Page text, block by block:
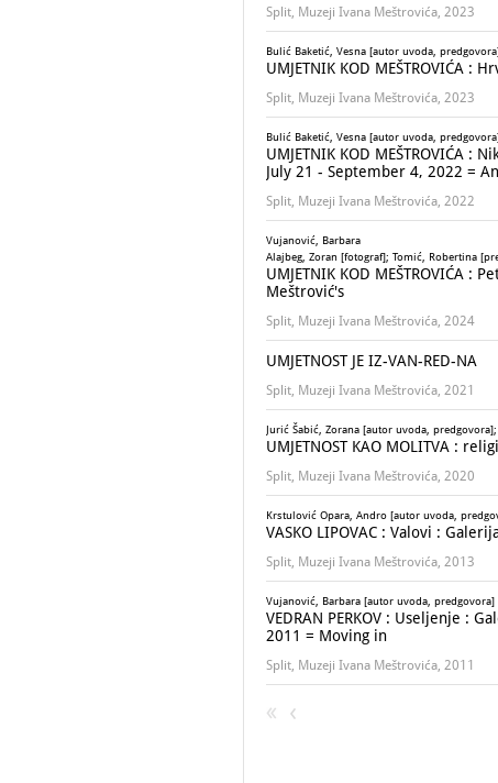
Split, Muzeji Ivana Meštrovića, 2023
Bulić Baketić, Vesna [autor uvoda,
UMJETNIK KOD MEŠTROVIĆA
Split, Muzeji Ivana Meštrovića, 2023
Bulić Baketić, Vesna [autor uvoda,
UMJETNIK KOD MEŠTROVIĆA
July 21 - September 4, 2022 =
Split, Muzeji Ivana Meštrovića, 2022
Vujanović, Barbara
Alajbeg, Zoran [fotograf]; Tomić, Robertina
UMJETNIK KOD MEŠTROVIĆA
Meštrović's
Split, Muzeji Ivana Meštrovića, 2024
UMJETNOST JE IZ-VAN-RED-NA
Split, Muzeji Ivana Meštrovića, 2021
Jurić Šabić, Zorana [autor uvoda,
UMJETNOST KAO MOLITVA :
Split, Muzeji Ivana Meštrovića, 2020
Krstulović Opara, Andro [autor uvoda,
VASKO LIPOVAC : Valovi :
Split, Muzeji Ivana Meštrovića, 2013
Vujanović, Barbara [autor uvoda, predgovora]
VEDRAN PERKOV : Useljenje :
2011 = Moving in
Split, Muzeji Ivana Meštrovića, 2011